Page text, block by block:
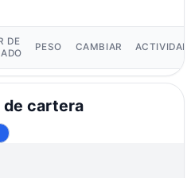
DE
PESO CAMBIAR ACTIVIDAD
cartera